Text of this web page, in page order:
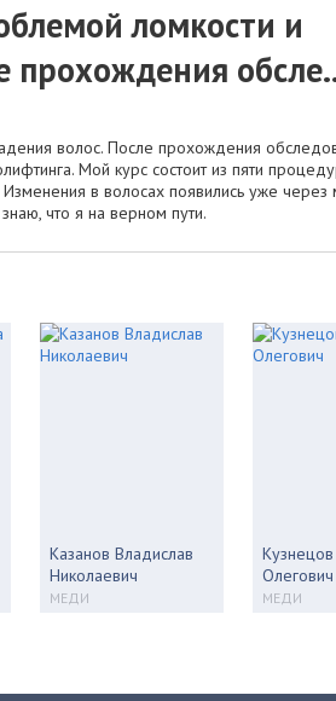
ломкости и
прохождения
волос. После прохождения
Мой курс состоит из пяти
в волосах появились уже через
что я на верном пути.
Казанов Владислав
Николаевич
МЕДИ
Олегович
МЕДИ